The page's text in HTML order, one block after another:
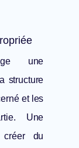
une
structure
et les
Une
créer du